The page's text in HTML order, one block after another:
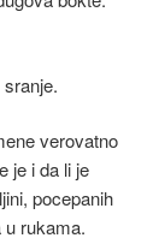
verovatno
je i da li je
pocepanih
rukama.